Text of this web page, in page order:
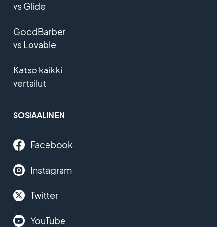
vs Glide
GoodBarber
vs Lovable
Katso kaikki
vertailut
SOSIAALINEN
Facebook
Instagram
Twitter
YouTube